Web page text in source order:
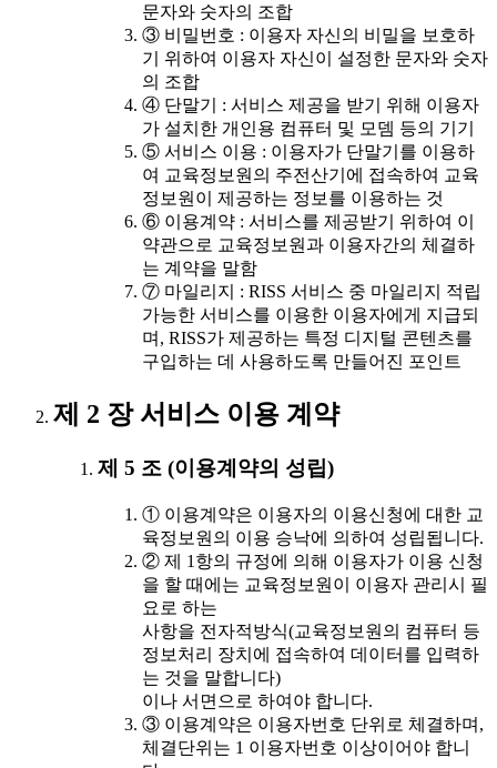
문자와 숫자의 조합
③ 비밀번호 : 이용자 자신의 비밀을 보호하
기 위하여 이용자 자신이 설정한 문자와 숫자
의 조합
④ 단말기 : 서비스 제공을 받기 위해 이용자
가 설치한 개인용 컴퓨터 및 모뎀 등의 기기
⑤ 서비스 이용 : 이용자가 단말기를 이용하
여 교육정보원의 주전산기에 접속하여 교육
정보원이 제공하는 정보를 이용하는 것
⑥ 이용계약 : 서비스를 제공받기 위하여 이
약관으로 교육정보원과 이용자간의 체결하
는 계약을 말함
⑦ 마일리지 : RISS 서비스 중 마일리지 적립
가능한 서비스를 이용한 이용자에게 지급되
며, RISS가 제공하는 특정 디지털 콘텐츠를
구입하는 데 사용하도록 만들어진 포인트
제 2 장 서비스 이용 계약
제 5 조 (이용계약의 성립)
① 이용계약은 이용자의 이용신청에 대한 교
육정보원의 이용 승낙에 의하여 성립됩니다.
② 제 1항의 규정에 의해 이용자가 이용 신청
을 할 때에는 교육정보원이 이용자 관리시 필
요로 하는
사항을 전자적방식(교육정보원의 컴퓨터 등
정보처리 장치에 접속하여 데이터를 입력하
는 것을 말합니다)
이나 서면으로 하여야 합니다.
③ 이용계약은 이용자번호 단위로 체결하며,
체결단위는 1 이용자번호 이상이어야 합니